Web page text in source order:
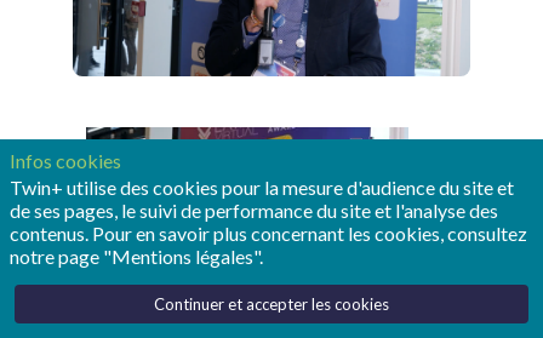
Infos cookies
Twin+ utilise des cookies pour la mesure d'audience du site et
de ses pages, le suivi de performance du site et l'analyse des
contenus. Pour en savoir plus concernant les cookies, consultez
notre page "Mentions légales".
Continuer et accepter les cookies